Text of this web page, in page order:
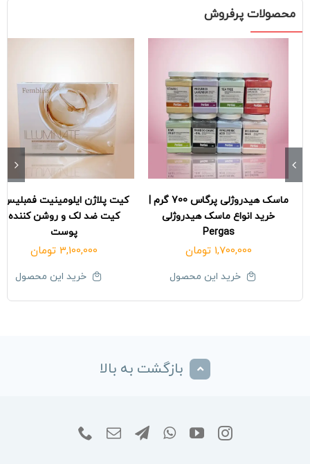
محصولات پرفروش
ماسک هیدروژلی پرگاس 700 گرم |
خرید انواع ماسک هیدروژلی
Pergas
1,700,000 تومان
خرید این محصول
کیت پلاژن ایلومینیت فمبلیس|
کیت ضد لک و روشن کننده
پوست
3,100,000 تومان
خرید این محصول
بازگشت به بالا